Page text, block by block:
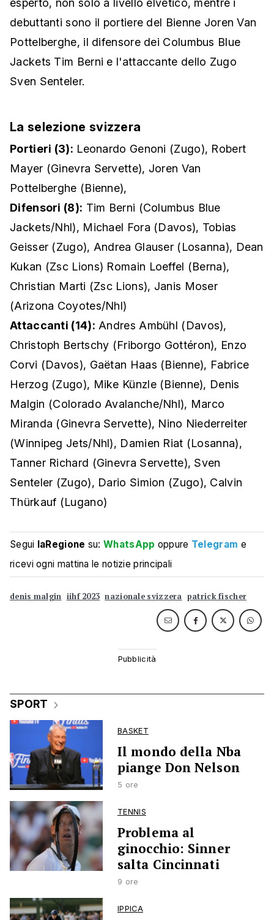
esperto, non solo a livello elvetico, mentre i
debuttanti sono il portiere del Bienne Joren Van
Pottelberghe, il difensore dei Columbus Blue
Jackets Tim Berni e l'attaccante dello Zugo
Sven Senteler.
La selezione svizzera
Portieri (3): Leonardo Genoni (Zugo), Robert
Mayer (Ginevra Servette), Joren Van
Pottelberghe (Bienne),
Difensori (8): Tim Berni (Columbus Blue
Jackets/Nhl), Michael Fora (Davos), Tobias
Geisser (Zugo), Andrea Glauser (Losanna), Dean
Kukan (Zsc Lions) Romain Loeffel (Berna),
Christian Marti (Zsc Lions), Janis Moser
(Arizona Coyotes/Nhl)
Attaccanti (14): Andres Ambühl (Davos),
Christoph Bertschy (Friborgo Gottéron), Enzo
Corvi (Davos), Gaëtan Haas (Bienne), Fabrice
Herzog (Zugo), Mike Künzle (Bienne), Denis
Malgin (Colorado Avalanche/Nhl), Marco
Miranda (Ginevra Servette), Nino Niederreiter
(Winnipeg Jets/Nhl), Damien Riat (Losanna),
Tanner Richard (Ginevra Servette), Sven
Senteler (Zugo), Dario Simion (Zugo), Calvin
Thürkauf (Lugano)
Segui laRegione su:WhatsApp oppure Telegram e
ricevi ogni mattina le notizie principali
denis malgin iihf 2023 nazionale svizzera patrick fischer
SPORT
BASKET
Il mondo della Nba
piange Don Nelson
5 ore
TENNIS
Problema al
ginocchio: Sinner
salta Cincinnati
9 ore
IPPICA